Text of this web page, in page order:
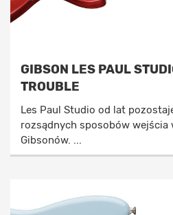
GIBSON LES PAUL
TROUBLE
Les Paul Studio od lat
rozsądnych sposobów wejścia
Gibsonów. ...